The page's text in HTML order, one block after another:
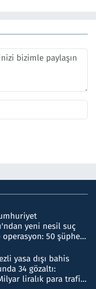
yeni nesil suç
50 şüpheli
yasa dışı bahis
34 gözaltı:
liralık para trafiği